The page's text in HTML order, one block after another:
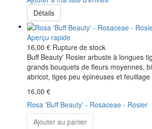
Détails
Aperçu rapide
16,00 € Rupture de stock
Buff Beauty' Rosier arbuste à longues
grands bouquets de fleurs moyennes,
abricot, tiges peu épineuses et
16,00 €
Rosa 'Buff Beauty' - Rosaceae - Rosier
Ajouter au panier